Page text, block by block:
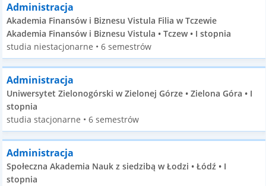
Administracja
Akademia Finansów i Biznesu Vistula Filia w Tczewie
Akademia Finansów i Biznesu Vistula • Tczew • I stopnia
studia niestacjonarne • 6 semestrów
Administracja
Uniwersytet Zielonogórski w Zielonej Górze • Zielona Góra • I
stopnia
studia stacjonarne • 6 semestrów
Administracja
Społeczna Akademia Nauk z siedzibą w Łodzi • Łódź • I
stopnia